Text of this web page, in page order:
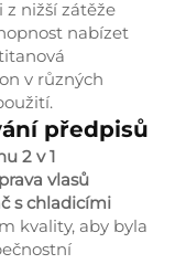
nižší zátěže
nabízet
v různých
předpisů
2 v 1
vlasů
s chladicími
kvality, aby byla